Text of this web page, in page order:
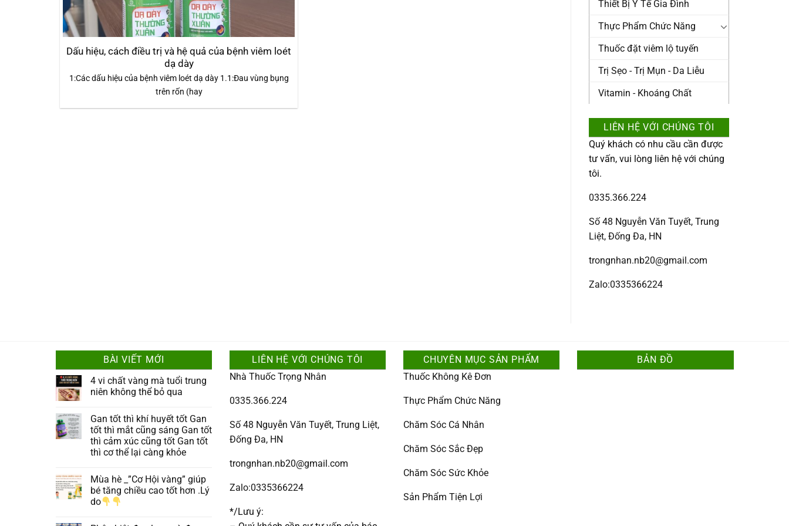
Dấu hiệu, cách điều trị và hệ quả của bệnh viêm loét
dạ dày
1:Các dấu hiệu của bệnh viêm loét dạ dày 1.1:Đau vùng bụng
trên rốn (hay
Thiết Bị Y Tế Gia Đình
Thực Phẩm Chức Năng
Thuốc đặt viêm lộ tuyến
Trị Sẹo - Trị Mụn - Da Liễu
Vitamin - Khoáng Chất
LIÊN HỆ VỚI CHÚNG TÔI
Quý khách có nhu cầu cần được
tư vấn, vui lòng liên hệ với chúng
tôi.
0335.366.224
Số 48 Nguyễn Văn Tuyết, Trung
Liệt, Đống Đa, HN
trongnhan.nb20@gmail.com
Zalo:0335366224
BÀI VIẾT MỚI
4 vi chất vàng mà tuổi trung
niên không thể bỏ qua
Gan tốt thì khí huyết tốt Gan
tốt thì mắt cũng sáng Gan tốt
thì cảm xúc cũng tốt Gan tốt
thì cơ thể lại càng khỏe
Mùa hè _”Cơ Hội vàng” giúp
bé tăng chiều cao tốt hơn .Lý
do
LIÊN HỆ VỚI CHÚNG TÔI
Nhà Thuốc Trọng Nhân
0335.366.224
Số 48 Nguyễn Văn Tuyết, Trung Liệt,
Đống Đa, HN
trongnhan.nb20@gmail.com
Zalo:0335366224
*/Lưu ý:
CHUYÊN MỤC SẢN PHẨM
Thuốc Không Kê Đơn
Thực Phẩm Chức Năng
Chăm Sóc Cá Nhân
Chăm Sóc Sắc Đẹp
Chăm Sóc Sức Khỏe
Sản Phẩm Tiện Lợi
BẢN ĐỒ